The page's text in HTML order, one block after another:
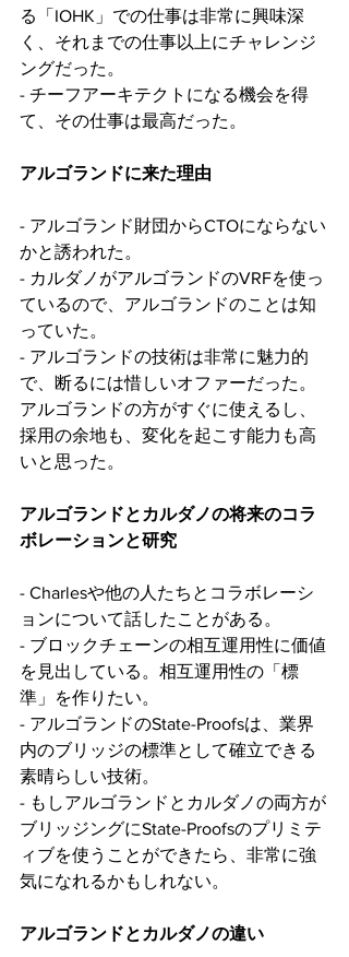
る「IOHK」での仕事は非常に興味深
く、それまでの仕事以上にチャレンジ
ングだった。
- チーフアーキテクトになる機会を得
て、その仕事は最高だった。
アルゴランドに来た理由
- アルゴランド財団からCTOにならない
かと誘われた。
- カルダノがアルゴランドのVRFを使っ
ているので、アルゴランドのことは知
っていた。
- アルゴランドの技術は非常に魅力的
で、断るには惜しいオファーだった。
アルゴランドの方がすぐに使えるし、
採用の余地も、変化を起こす能力も高
いと思った。
アルゴランドとカルダノの将来のコラ
ボレーションと研究
- Charlesや他の人たちとコラボレーシ
ョンについて話したことがある。
- ブロックチェーンの相互運用性に価値
を見出している。相互運用性の「標
準」を作りたい。
- アルゴランドのState-Proofsは、業界
内のブリッジの標準として確立できる
素晴らしい技術。
- もしアルゴランドとカルダノの両方が
ブリッジングにState-Proofsのプリミテ
ィブを使うことができたら、非常に強
気になれるかもしれない。
アルゴランドとカルダノの違い